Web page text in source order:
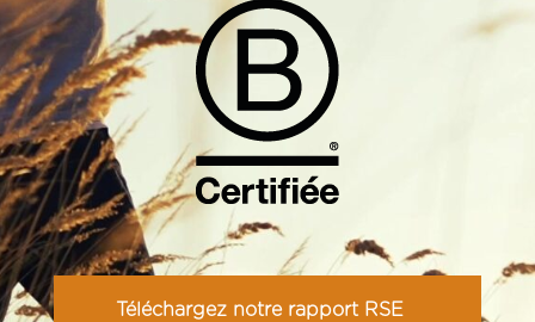
Téléchargez notre rapport RSE